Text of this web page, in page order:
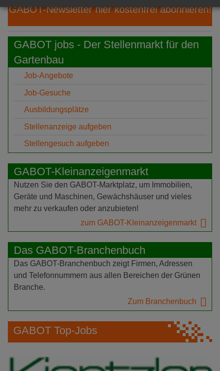
GABOT-Newsletter hier kostenfrei abonnieren!
GABOT jobs - Der Stellenmarkt für den
Gartenbau
Job-Angebote
Job-Gesuche
Ausbildungsplätze
Stellenanzeige aufgeben
Stellengesuch aufgeben
GABOT-Kleinanzeigenmarkt
Nutzen Sie den GABOT-Marktplatz, um Immobilien,
Geräte und Maschinen, Gewächshäuser und vieles
mehr zu verkaufen oder anzubieten!
zum GABOT-Kleinanzeigenmarkt
Das GABOT-Branchenbuch
Das GABOT-Branchenbuch zeigt Firmen, Adressen
und Telefonnummern aus allen Bereichen der Grünen
Branche.
Zum Branchenbuch
GABOT Top-Jobs